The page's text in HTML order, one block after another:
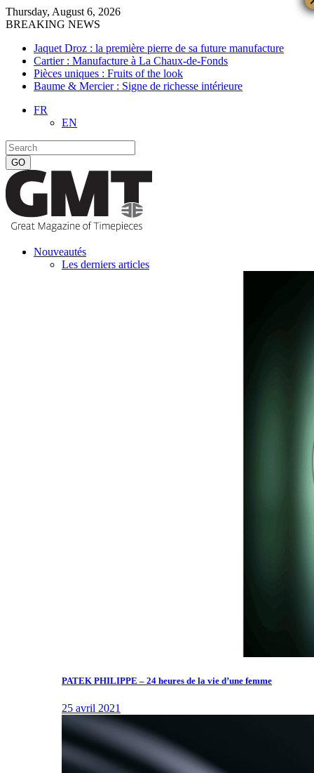
Thursday, August 6, 2026
BREAKING NEWS
Jaquet Droz : la première pierre de sa future manufacture
Cartier : Manufacture à La Chaux-de-Fonds
Pièces uniques : Fruits of the look
Baume & Mercier : Signe de richesse intérieure
FR
EN
Nouveautés
Les derniers articles
PATEK PHILIPPE – 24 heures de la vie d’une femme
25 avril 2021